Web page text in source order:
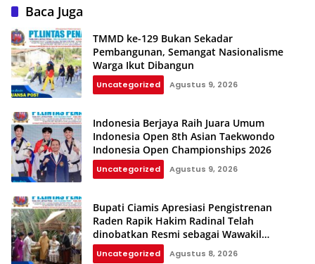
Baca Juga
TMMD ke-129 Bukan Sekadar
Pembangunan, Semangat Nasionalisme
Warga Ikut Dibangun
Uncategorized Agustus 9, 2026
Indonesia Berjaya Raih Juara Umum
Indonesia Open 8th Asian Taekwondo
Indonesia Open Championships 2026
Uncategorized Agustus 9, 2026
Bupati Ciamis Apresiasi Pengistrenan
Raden Rapik Hakim Radinal Telah
dinobatkan Resmi sebagai Wawakil
Kerajaan Galuh
Uncategorized Agustus 8, 2026